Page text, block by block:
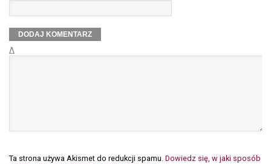
Δ
Ta strona używa Akismet do redukcji spamu. Dowiedz się, w jaki sposób